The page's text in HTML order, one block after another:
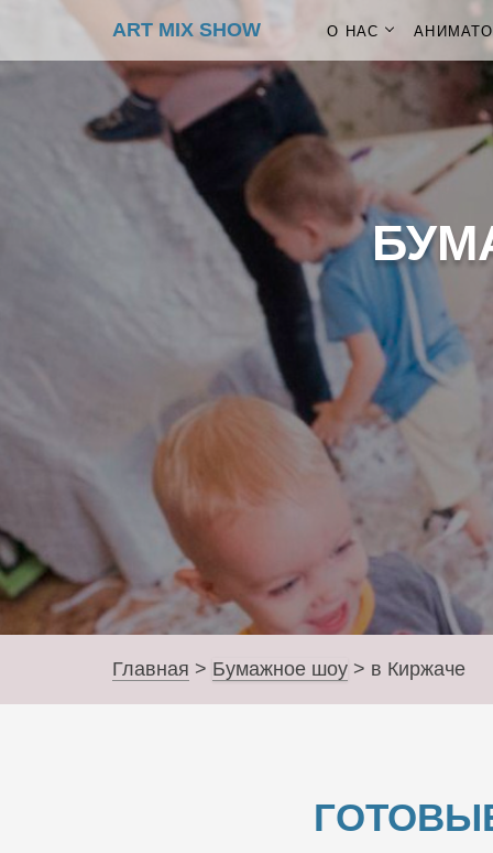
ART MIX SHOW О НАС
Главная > Бумажное шоу > в Киржаче